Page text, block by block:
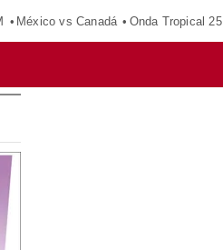
México vs Canadá Onda Tropical 25